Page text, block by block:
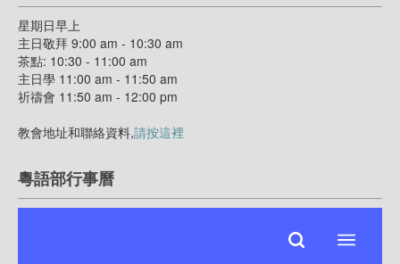
星期日早上
主日敬拜 9:00 am - 10:30 am
茶點: 10:30 - 11:00 am
主日學 11:00 am - 11:50 am
祈禱會 11:50 am - 12:00 pm
教會地址和聯絡資料,請按這裡
粵語部行事曆